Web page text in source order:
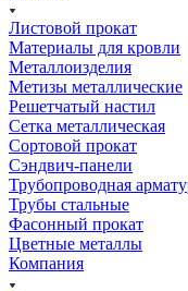
Листовой прокат
Материалы для кровли
Металлоизделия
Метизы металлические
Решетчатый настил
Сетка металлическая
Сортовой прокат
Сэндвич-панели
Трубопроводная
Трубы стальные
Фасонный прокат
Цветные металлы
Компания